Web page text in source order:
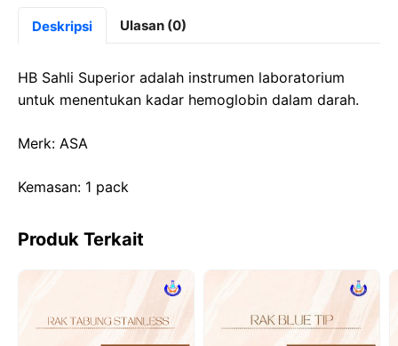
c
b
o
o
k
st
d
o
at
s
A
p
gr
a
m
Deskripsi Ulasan (0)
HB Sahli Superior adalah instrumen laboratorium
untuk menentukan kadar hemoglobin dalam darah.
Merk: ASA
Kemasan: 1 pack
Produk Terkait